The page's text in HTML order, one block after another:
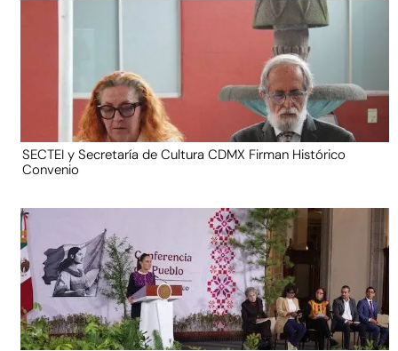
SECTEI y Secretaría de Cultura CDMX Firman Histórico
Convenio